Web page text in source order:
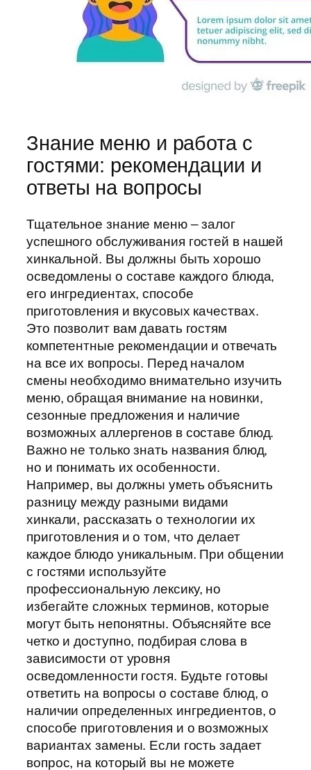
Знание меню и работа с
гостями: рекомендации и
ответы на вопросы
Тщательное знание меню – залог
успешного обслуживания гостей в нашей
хинкальной. Вы должны быть хорошо
осведомлены о составе каждого блюда,
его ингредиентах, способе
приготовления и вкусовых качествах.
Это позволит вам давать гостям
компетентные рекомендации и отвечать
на все их вопросы. Перед началом
смены необходимо внимательно изучить
меню, обращая внимание на новинки,
сезонные предложения и наличие
возможных аллергенов в составе блюд.
Важно не только знать названия блюд,
но и понимать их особенности.
Например, вы должны уметь объяснить
разницу между разными видами
хинкали, рассказать о технологии их
приготовления и о том, что делает
каждое блюдо уникальным. При общении
с гостями используйте
профессиональную лексику, но
избегайте сложных терминов, которые
могут быть непонятны. Объясняйте все
четко и доступно, подбирая слова в
зависимости от уровня
осведомленности гостя. Будьте готовы
ответить на вопросы о составе блюд, о
наличии определенных ингредиентов, о
способе приготовления и о возможных
вариантах замены. Если гость задает
вопрос, на который вы не можете